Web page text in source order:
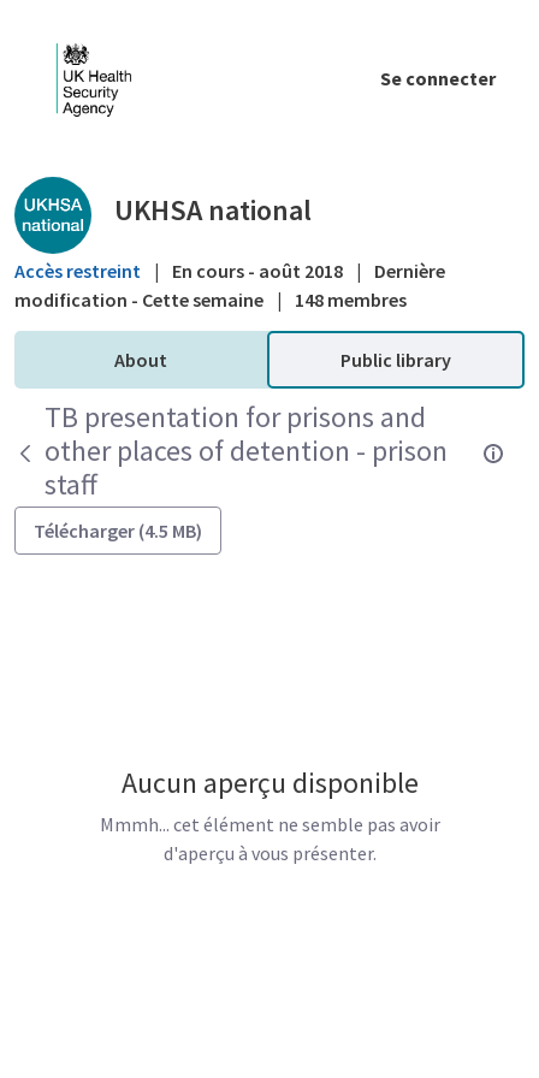
Se connecter
Public library - UKHSA national
UKHSA national
Accès restreint | En cours - août 2018 |
Dernière
modification - Cette semaine | 148 membres
About Public library
TB presentation for prisons and
other places of detention - prison
staff
Télécharger (4.5 MB)
Aucun aperçu disponible
Mmmh... cet élément ne semble pas avoir
d'aperçu à vous présenter.